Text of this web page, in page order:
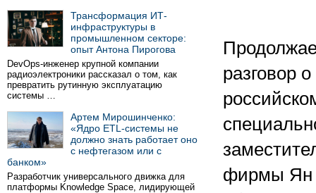
Трансформация ИТ-
инфраструктуры в
промышленном секторе:
опыт Антона Пирогова
DevOps-инженер крупной компании
радиоэлектроники рассказал о том, как
превратить рутинную эксплуатацию
системы …
Артем Мирошинченко:
«Ядро ETL-системы не
должно знать работает оно
с нефтегазом или с
банком»
Разработчик универсального движка для
платформы Knowledge Space, лидирующей
разговор
фирмы Ян